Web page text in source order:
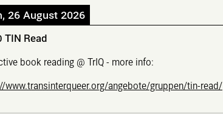
26 August 2026
TIN Read
book reading @ TrIQ - more info:
www.transinterqueer.org/angebote/gruppen/tin-read/